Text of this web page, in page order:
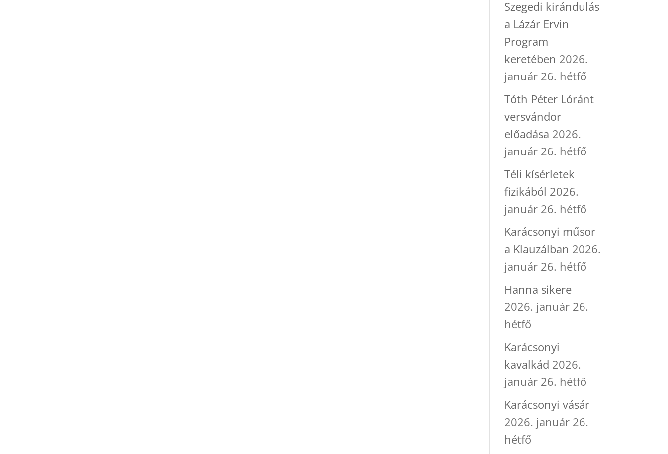
Szegedi kirándulás
a Lázár Ervin
Program
keretében 2026.
január 26. hétfő
Tóth Péter Lóránt
versvándor
előadása 2026.
január 26. hétfő
Téli kísérletek
fizikából 2026.
január 26. hétfő
Karácsonyi műsor
a Klauzálban 2026.
január 26. hétfő
Hanna sikere
2026. január 26.
hétfő
Karácsonyi
kavalkád 2026.
január 26. hétfő
Karácsonyi vásár
2026. január 26.
hétfő